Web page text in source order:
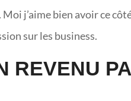
Moi j’aime bien avoir ce
sur les business.
REVENU